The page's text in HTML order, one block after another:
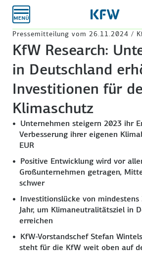
Hauptinhalt
Pressemitteilung vom 26.11.2024 /
KfW Research:
in Deutschland
Investitionen für
Klimaschutz
Unternehmen steigern 2023 ihr
Verbesserung ihrer eigenen
EUR
Positive Entwicklung wird vor
Großunternehmen getragen,
schwer
Investitionslücke von mindestens
Jahr, um Klimaneutralitätsziel in
erreichen
KfW-Vorstandschef Stefan
steht für die KfW weit oben auf